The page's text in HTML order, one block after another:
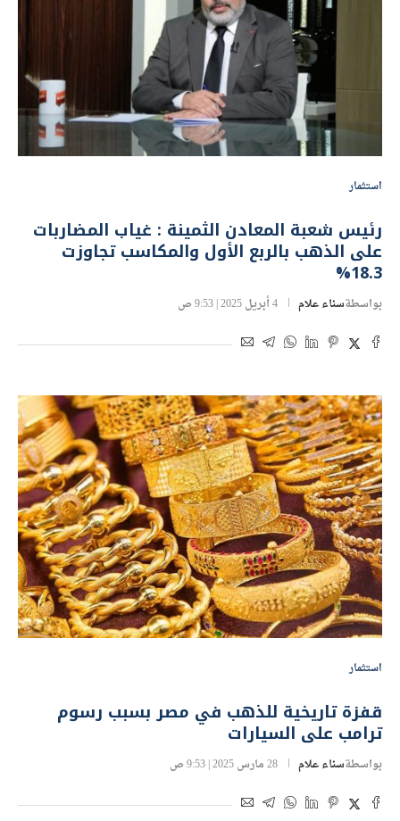
استثمار
رئيس شعبة المعادن الثمينة : غياب المضاربات
على الذهب بالربع الأول والمكاسب تجاوزت
18.3%
بواسطةسناء علام 4 أبريل 2025 | 9:53 ص
استثمار
قفزة تاريخية للذهب في مصر بسبب رسوم
ترامب على السيارات
بواسطةسناء علام 28 مارس 2025 | 9:53 ص